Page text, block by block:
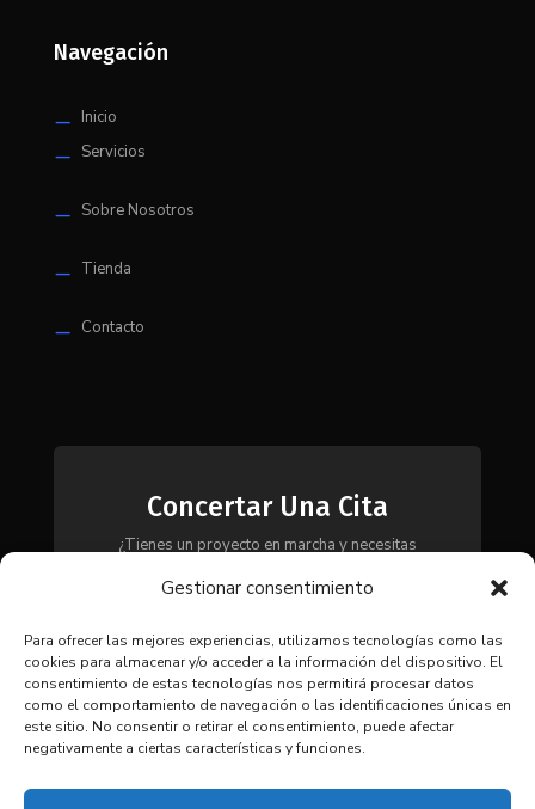
Gestionar consentimiento
Para ofrecer las mejores experiencias, utilizamos tecnologías como las
cookies para almacenar y/o acceder a la información del dispositivo. El
consentimiento de estas tecnologías nos permitirá procesar datos
como el comportamiento de navegación o las identificaciones únicas en
este sitio. No consentir o retirar el consentimiento, puede afectar
negativamente a ciertas características y funciones.
Navegación
K Inicio
K Servicios
K Sobre Nosotros
K Tienda
K Contacto
Concertar Una Cita
¿Tienes un proyecto en marcha y necesitas
contacto con nosotros y te asesoraremos para
necesidades.
CONTACTAR